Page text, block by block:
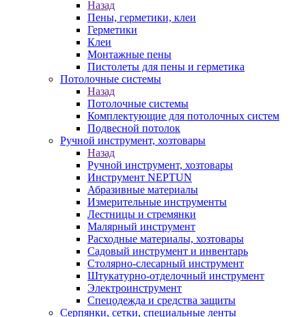
Назад
Пены, герметики, клеи
Герметики
Клеи
Монтажные пены
Пистолеты для пены и герметика
Потолочные системы
Назад
Потолочные системы
Комплектующие для потолочных систем
Подвесной потолок
Ручной инструмент, хозтовары
Назад
Ручной инструмент, хозтовары
Инструмент NEPTUN
Абразивные материалы
Измерительные инструменты
Лестницы и стремянки
Малярный инструмент
Расходные материалы, хозтовары
Садовый инструмент и инвентарь
Столярно-слесарный инструмент
Штукатурно-отделочный инструмент
Электроинструмент
Спецодежда и средства защиты
Серпянки, сетки, специальные ленты